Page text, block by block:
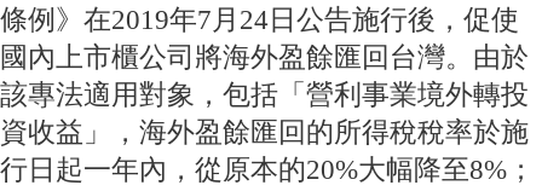
條例》在2019年7月24日公告施行後，促使
國內上市櫃公司將海外盈餘匯回台灣。由於
該專法適用對象，包括「營利事業境外轉投
資收益」，海外盈餘匯回的所得稅稅率於施
行日起一年內，從原本的20%大幅降至8%；